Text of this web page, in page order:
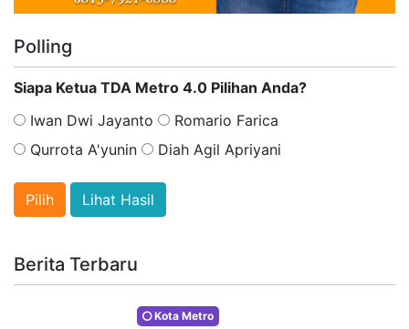
Polling
Siapa Ketua TDA Metro 4.0 Pilihan Anda?
Iwan Dwi Jayanto
Romario Farica
Qurrota A'yunin
Diah Agil Apriyani
Lihat Hasil
Berita Terbaru
Kota Metro